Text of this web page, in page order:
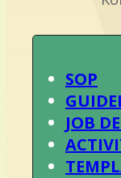
SOP
JOB